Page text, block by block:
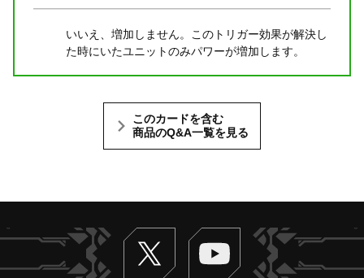
いいえ、増加しません。このトリガー効果が解決し
た時にいたユニットのみパワーが増加します。
このカードを含む
商品のQ&A一覧を見る
Twitter ヴァンガードch